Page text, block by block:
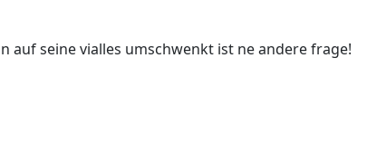
seine vialles umschwenkt ist ne andere frage!